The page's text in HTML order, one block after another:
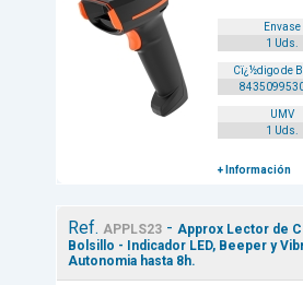
Envase
1 Uds.
Cï¿½digo de
UMV
1 Uds.
+ Información
Ref. APPLS23 - Approx Lector de
Bolsillo - Indicador LED, Beeper y
Autonomia hasta 8h.